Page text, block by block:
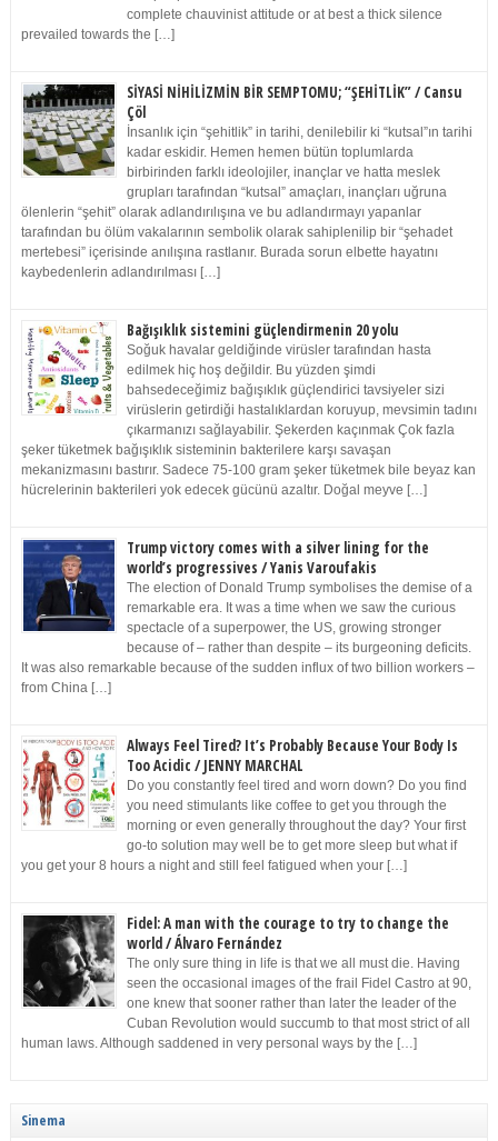
complete chauvinist attitude or at best a thick silence
prevailed towards the […]
SİYASİ NİHİLİZMİN BİR SEMPTOMU; “ŞEHİTLİK” / Cansu
Çöl
İnsanlık için “şehitlik” in tarihi, denilebilir ki “kutsal”ın tarihi
kadar eskidir. Hemen hemen bütün toplumlarda
birbirinden farklı ideolojiler, inançlar ve hatta meslek
grupları tarafından “kutsal” amaçları, inançları uğruna
ölenlerin “şehit” olarak adlandırılışına ve bu adlandırmayı yapanlar
tarafından bu ölüm vakalarının sembolik olarak sahiplenilip bir “şehadet
mertebesi” içerisinde anılışına rastlanır. Burada sorun elbette hayatını
kaybedenlerin adlandırılması […]
Bağışıklık sistemini güçlendirmenin 20 yolu
Soğuk havalar geldiğinde virüsler tarafından hasta
edilmek hiç hoş değildir. Bu yüzden şimdi
bahsedeceğimiz bağışıklık güçlendirici tavsiyeler sizi
virüslerin getirdiği hastalıklardan koruyup, mevsimin tadını
çıkarmanızı sağlayabilir. Şekerden kaçınmak Çok fazla
şeker tüketmek bağışıklık sisteminin bakterilere karşı savaşan
mekanizmasını bastırır. Sadece 75-100 gram şeker tüketmek bile beyaz kan
hücrelerinin bakterileri yok edecek gücünü azaltır. Doğal meyve […]
Trump victory comes with a silver lining for the
world’s progressives / Yanis Varoufakis
The election of Donald Trump symbolises the demise of a
remarkable era. It was a time when we saw the curious
spectacle of a superpower, the US, growing stronger
because of – rather than despite – its burgeoning deficits.
It was also remarkable because of the sudden influx of two billion workers –
from China […]
Always Feel Tired? It’s Probably Because Your Body Is
Too Acidic / JENNY MARCHAL
Do you constantly feel tired and worn down? Do you find
you need stimulants like coffee to get you through the
morning or even generally throughout the day? Your first
go-to solution may well be to get more sleep but what if
you get your 8 hours a night and still feel fatigued when your […]
Fidel: A man with the courage to try to change the
world / Álvaro Fernández
The only sure thing in life is that we all must die. Having
seen the occasional images of the frail Fidel Castro at 90,
one knew that sooner rather than later the leader of the
Cuban Revolution would succumb to that most strict of all
human laws. Although saddened in very personal ways by the […]
Sinema